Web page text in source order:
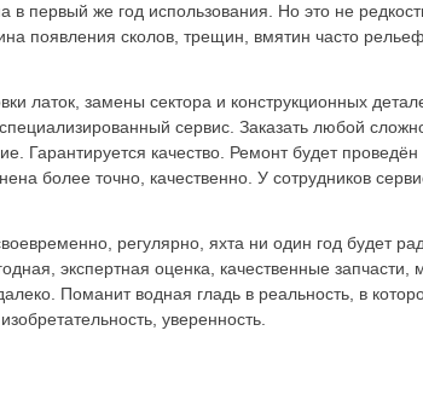
в первый же год использования. Но это не
появления сколов, трещин, вмятин часто
латок, замены сектора и конструкционных
сервис. Заказать любой
Гарантируется качество. Ремонт будет
более точно, качественно. У сотрудников
регулярно, яхта ни один год будет
экспертная оценка, качественные
Поманит водная гладь в реальность, в
уверенность.